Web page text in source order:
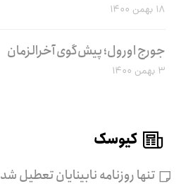
۱۸ بهمن ۱۴۰۰
جورج اورول؛ پیش‌گوی آخرالزمان
۳ بهمن ۱۴۰۰
کیوسک
تنها روزنامه نابینایان تعطیل شد